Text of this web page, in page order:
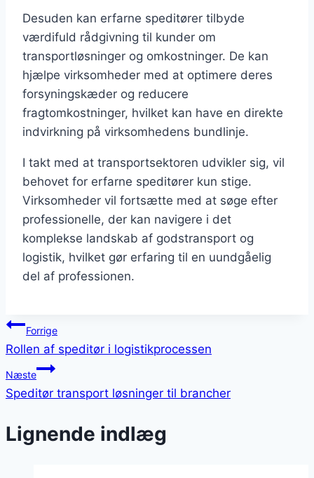
Desuden kan erfarne speditører tilbyde
værdifuld rådgivning til kunder om
transportløsninger og omkostninger. De kan
hjælpe virksomheder med at optimere deres
forsyningskæder og reducere
fragtomkostninger, hvilket kan have en direkte
indvirkning på virksomhedens bundlinje.
I takt med at transportsektoren udvikler sig, vil
behovet for erfarne speditører kun stige.
Virksomheder vil fortsætte med at søge efter
professionelle, der kan navigere i det
komplekse landskab af godstransport og
logistik, hvilket gør erfaring til en uundgåelig
del af professionen.
Indlægsnavigation
Forrige
Rollen af speditør i logistikprocessen
Næste
Speditør transport løsninger til brancher
Lignende indlæg